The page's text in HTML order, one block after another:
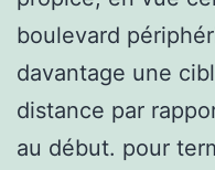
boulevard
davantage une
distance par
au début. pour